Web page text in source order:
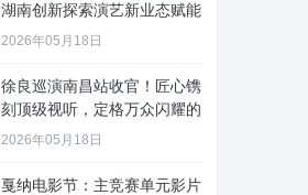
湖南创新探索演艺新业态赋能
文旅
2026年05月18日
徐良巡演南昌站收官！匠心镌
刻顶级视听，定格万众闪耀的
青春
2026年05月18日
戛纳电影节：主竞赛单元影片